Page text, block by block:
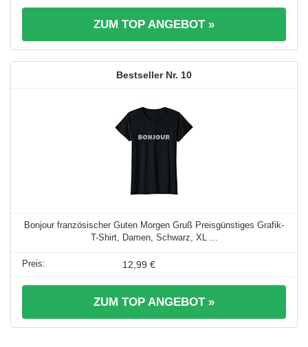
ZUM TOP ANGEBOT »
10
Bonjour französischer Guten Morgen Gruß Preisgünstiges Grafik-
T-Shirt, Damen, Schwarz, XL ...
12,99 €
ZUM TOP ANGEBOT »